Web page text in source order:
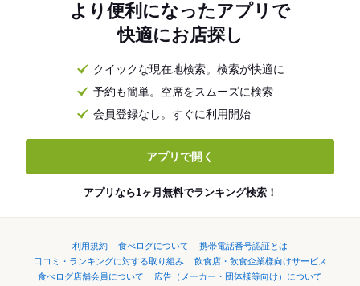
より便利になったアプリで
快適にお店探し
クイックな現在地検索。検索が快適に
予約も簡単。空席をスムーズに検索
会員登録なし。すぐに利用開始
アプリで開く
アプリなら1ヶ月無料でランキング検索！
利用規約 食べログについて
携帯電話番号認証とは
口コミ・ランキングに対する取り組み
飲食店・飲食企業様向けサービス
食べログ店舗会員について
広告（メーカー・団体様等向け）について